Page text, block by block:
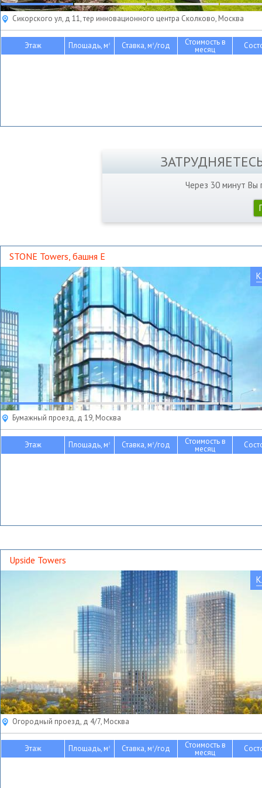
Сикорского ул, д 11, тер инновационного центра Сколково, Москва
Этаж Площадь, м2 Ставка, м2/год Стоимость в
месяц
Через 30 минут Вы
STONE Towers, башня Е
Бумажный проезд, д 19, Москва
Этаж Площадь, м2 Ставка, м2/год Стоимость в
месяц
Upside Towers
Огородный проезд, д 4/7, Москва
Этаж Площадь, м2 Ставка, м2/год Стоимость в
месяц